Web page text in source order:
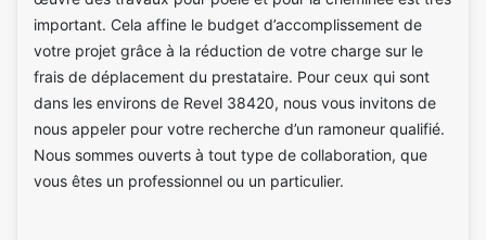
important. Cela affine le budget d’accomplissement de
votre projet grâce à la réduction de votre charge sur le
frais de déplacement du prestataire. Pour ceux qui sont
dans les environs de Revel 38420, nous vous invitons de
nous appeler pour votre recherche d’un ramoneur qualifié.
Nous sommes ouverts à tout type de collaboration, que
vous êtes un professionnel ou un particulier.